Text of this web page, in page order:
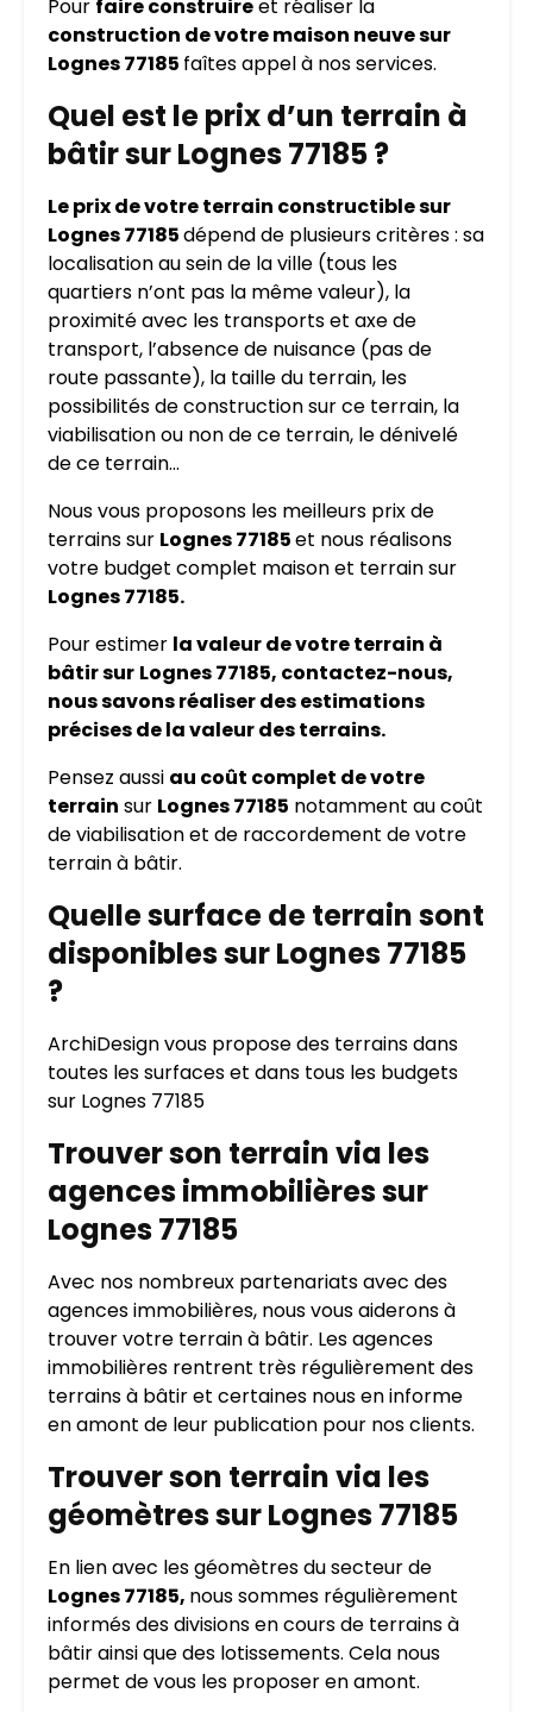
Pour faire construireet réaliser la
construction de votre maison neuve sur
Lognes 77185 faîtes appel à nos services.
Quel est le prix d’un terrain à
bâtir sur Lognes 77185 ?
Le prix de votre terrain constructible sur
Lognes 77185dépend de plusieurs critères : sa
localisation au sein de la ville (tous les
quartiers n’ont pas la même valeur), la
proximité avec les transports et axe de
transport, l’absence de nuisance (pas de
route passante), la taille du terrain, les
possibilités de construction sur ce terrain, la
viabilisation ou non de ce terrain, le dénivelé
de ce terrain…
Nous vous proposons les meilleurs prix de
terrains sur Lognes 77185et nous réalisons
votre budget complet maison et terrain sur
Lognes 77185.
Pour estimer la valeur de votre terrain à
bâtir sur Lognes 77185, contactez-nous,
nous savons réaliser des estimations
précises de la valeur des terrains.
Pensez aussi au coût complet de votre
terrain sur Lognes 77185 notamment au coût
de viabilisation et de raccordement de votre
terrain à bâtir.
Quelle surface de terrain sont
disponibles sur Lognes 77185
?
ArchiDesign vous propose des terrains dans
toutes les surfaces et dans tous les budgets
sur Lognes 77185
Trouver son terrain via les
agences immobilières sur
Lognes 77185
Avec nos nombreux partenariats avec des
agences immobilières, nous vous aiderons à
trouver votre terrain à bâtir. Les agences
immobilières rentrent très régulièrement des
terrains à bâtir et certaines nous en informe
en amont de leur publication pour nos clients.
Trouver son terrain via les
géomètres sur Lognes 77185
En lien avec les géomètres du secteur de
Lognes 77185, nous sommes régulièrement
informés des divisions en cours de terrains à
bâtir ainsi que des lotissements. Cela nous
permet de vous les proposer en amont.